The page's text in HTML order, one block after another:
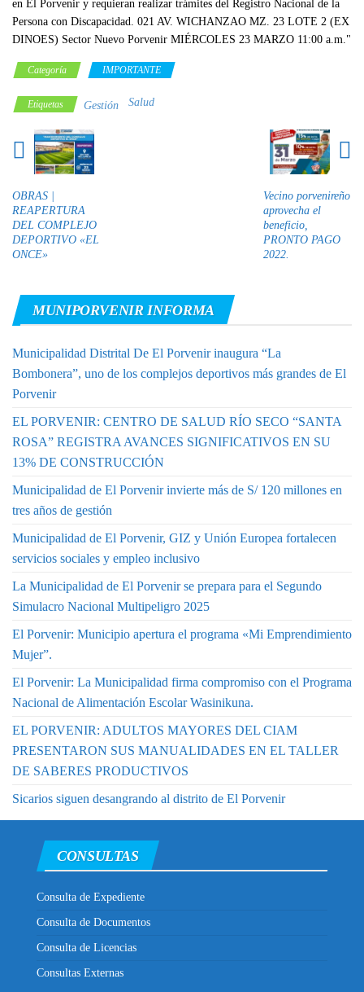
Categoría IMPORTANTE
Etiquetas Gestión Salud
OBRAS |
REAPERTURA
DEL COMPLEJO
DEPORTIVO «EL
ONCE»
Vecino porvenireño
aprovecha el
beneficio,
PRONTO PAGO
2022.
MUNIPORVENIR INFORMA
Municipalidad Distrital De El Porvenir inaugura “La
Bombonera”, uno de los complejos deportivos más grandes de El
Porvenir
EL PORVENIR: CENTRO DE SALUD RÍO SECO “SANTA
ROSA” REGISTRA AVANCES SIGNIFICATIVOS EN SU
13% DE CONSTRUCCIÓN
Municipalidad de El Porvenir invierte más de S/ 120 millones en
tres años de gestión
Municipalidad de El Porvenir, GIZ y Unión Europea fortalecen
servicios sociales y empleo inclusivo
La Municipalidad de El Porvenir se prepara para el Segundo
Simulacro Nacional Multipeligro 2025
El Porvenir: Municipio apertura el programa «Mi Emprendimiento
Mujer”.
El Porvenir: La Municipalidad firma compromiso con el Programa
Nacional de Alimentación Escolar Wasinikuna.
EL PORVENIR: ADULTOS MAYORES DEL CIAM
PRESENTARON SUS MANUALIDADES EN EL TALLER
DE SABERES PRODUCTIVOS
Sicarios siguen desangrando al distrito de El Porvenir
CONSULTAS
Consulta de Expediente
Consulta de Documentos
Consulta de Licencias
Consultas Externas